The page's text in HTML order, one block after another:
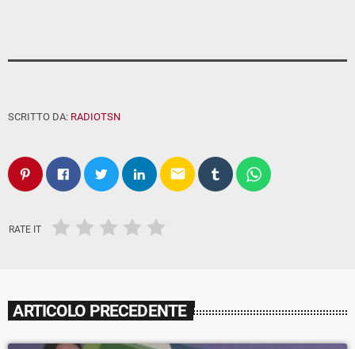
SCRITTO DA: RADIOTSN
email
RATE IT
ARTICOLO PRECEDENTE